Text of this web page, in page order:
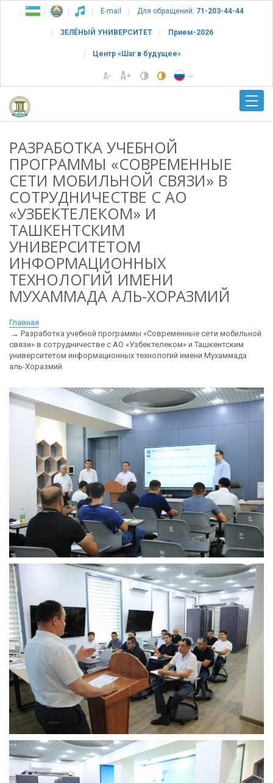
E-mail Для обращений: 71-203-44-44
ЗЕЛЁНЫЙ УНИВЕРСИТЕТ Прием-2026
Центр «Шаг в будущее»
РАЗРАБОТКА УЧЕБНОЙ
ПРОГРАММЫ «СОВРЕМЕННЫЕ
СЕТИ МОБИЛЬНОЙ СВЯЗИ» В
СОТРУДНИЧЕСТВЕ С АО
«УЗБЕКТЕЛЕКОМ» И
ТАШКЕНТСКИМ
УНИВЕРСИТЕТОМ
ИНФОРМАЦИОННЫХ
ТЕХНОЛОГИЙ ИМЕНИ
МУХАММАДА АЛЬ-ХОРАЗМИЙ
Главная
Разработка учебной программы «Современные сети мобильной
связи» в сотрудничестве с АО «Узбектелеком» и Ташкентским
университетом информационных технологий имени Мухаммада
аль-Хоразмий